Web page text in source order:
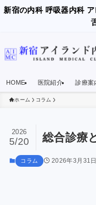
新宿の内科 呼吸器内科
HOME 医院紹介 診療案
ホーム コラム
総合診療
2026
5/20
コラム 2026年3月31日